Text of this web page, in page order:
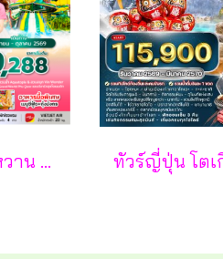
ซุปตาร์... เติมรักให้หวาน กลางเกาะฟูก๊วก 3 วัน 2 คืน - VZ